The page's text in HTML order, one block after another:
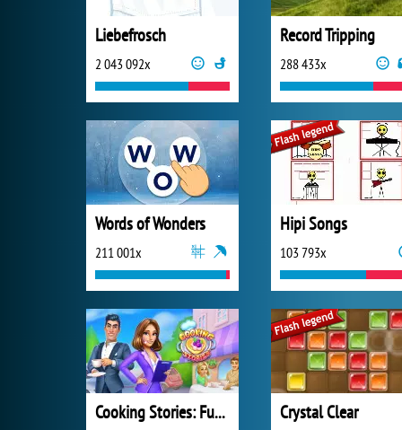
Liebefrosch
2 043 092x
Record Tripping
288 433x
Words of Wonders
211 001x
Hipi Songs
103 793x
Cooking Stories: Fun Cafe Game Crystal Clear